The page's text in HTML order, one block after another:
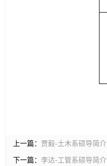
上一篇： 贾毅-土木系硕导简介
下一篇： 李达-工管系硕导简介